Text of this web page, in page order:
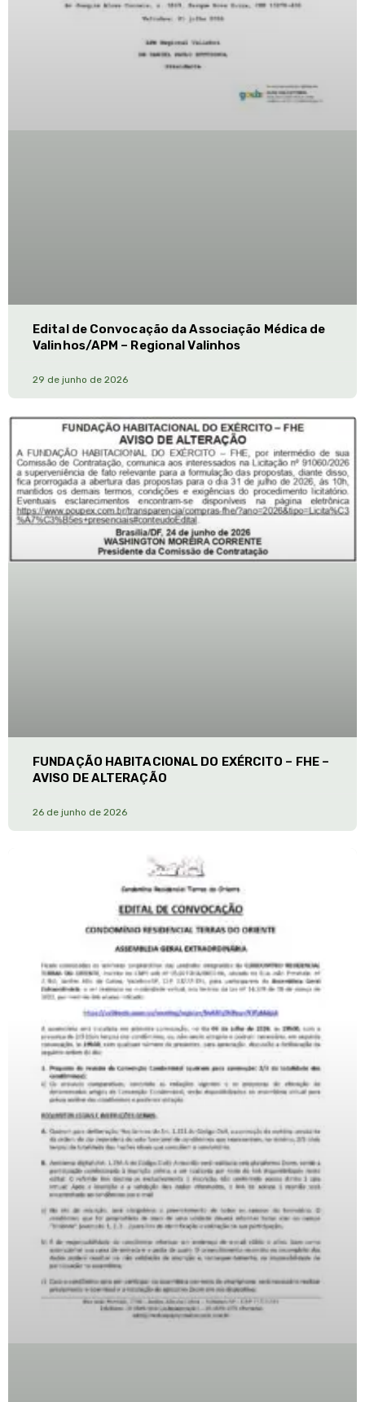
Edital de Convocação da Associação Médica de
Valinhos/APM – Regional Valinhos
29 de junho de 2026
FUNDAÇÃO HABITACIONAL DO EXÉRCITO – FHE –
AVISO DE ALTERAÇÃO
26 de junho de 2026